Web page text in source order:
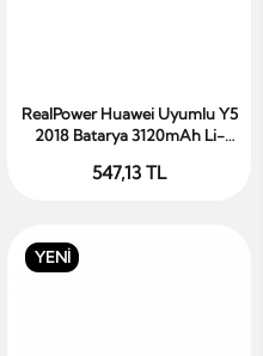
Sepete Ekle
RealPower Huawei Uyumlu Y5
2018 Batarya 3120mAh Li-
547,13 TL
YENİ